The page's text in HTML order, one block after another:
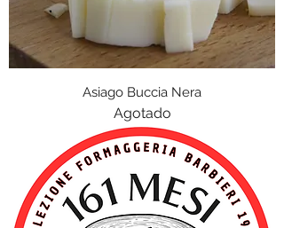
Asiago Buccia Nera
Agotado